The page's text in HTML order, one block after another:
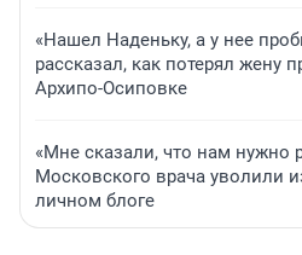
«Нашел Наденьку, а у нее
рассказал, как потерял жену
Архипо-Осиповке
«Мне сказали, что нам нужно
Московского врача уволили
личном блоге